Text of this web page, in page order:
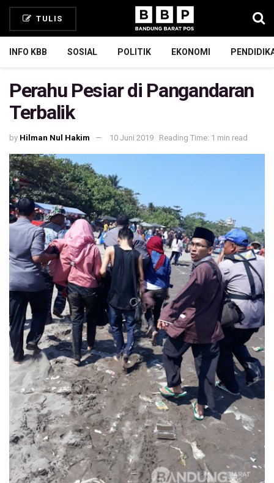
TULIS
INFO KBB SOSIAL POLITIK EKONOMI
Perahu Pesiar di Pangandaran
Terbalik
by Hilman Nul Hakim 10 Juni 2019 Reading Time: 1 min read